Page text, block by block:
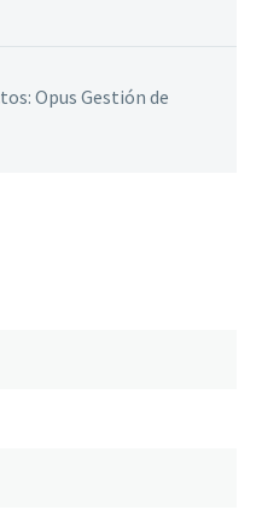
Opus Gestión de